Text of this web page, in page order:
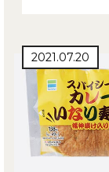
2021.07.20